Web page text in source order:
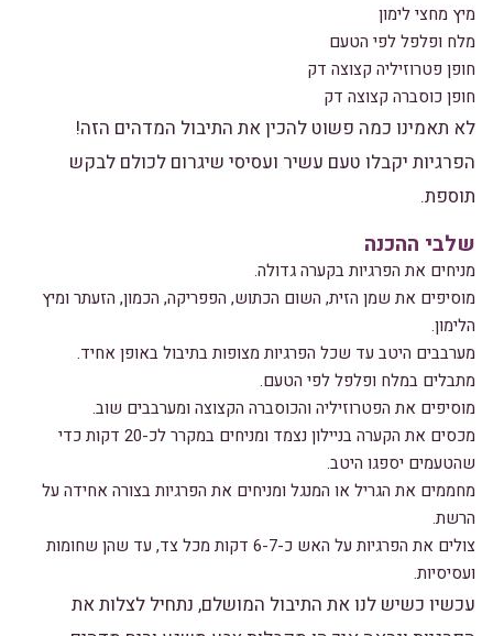
מיץ מחצי לימון
מלח ופלפל לפי הטעם
חופן פטרוזיליה קצוצה דק
חופן כוסברה קצוצה דק
לא תאמינו כמה פשוט להכין את התיבול המדהים הזה!
הפרגיות יקבלו טעם עשיר ועסיסי שיגרום לכולם לבקש
תוספת.
שלבי ההכנה
מניחים את הפרגיות בקערה גדולה.
מוסיפים את שמן הזית, השום הכתוש, הפפריקה, הכמון, הזעתר ומיץ
הלימון.
מערבבים היטב עד שכל הפרגיות מצופות בתיבול באופן אחיד.
מתבלים במלח ופלפל לפי הטעם.
מוסיפים את הפטרוזיליה והכוסברה הקצוצה ומערבבים שוב.
מכסים את הקערה בניילון נצמד ומניחים במקרר לכ-20 דקות כדי
שהטעמים יספגו היטב.
מחממים את הגריל או המנגל ומניחים את הפרגיות בצורה אחידה על
הרשת.
צולים את הפרגיות על האש כ-6-7 דקות מכל צד, עד שהן שחומות
ועסיסיות.
עכשיו כשיש לנו את התיבול המושלם, נתחיל לצלות את